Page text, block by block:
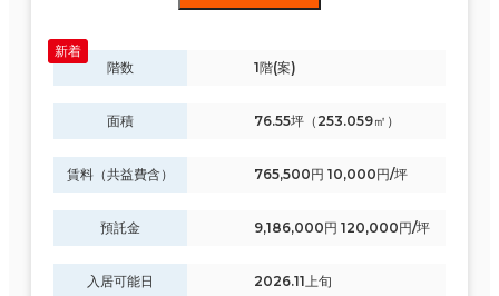
階数 1階(案)
面積 76.55坪（253.059㎡）
賃料（共益費含） 765,500円 10,000円/坪
預託金 9,186,000円 120,000円/坪
入居可能日 2026.11上旬